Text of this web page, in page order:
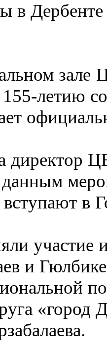
в
зале
летию
директор
в
участие
и
«город